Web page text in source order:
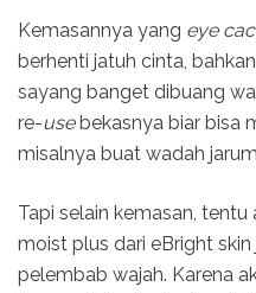
Kemasannya yang eye
berhenti jatuh cinta,
sayang banget dibuang
re-usebekasnya biar bisa
misalnya buat wadah
Tapi selain kemasan,
moist plus dari eBright
pelembab wajah. Karena